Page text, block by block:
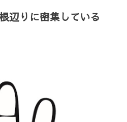
辺りに密集している